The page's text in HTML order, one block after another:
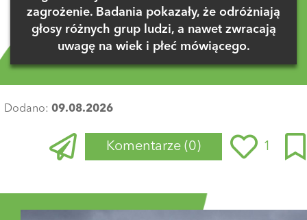
zagrożenie. Badania pokazały, że odróżniają
głosy różnych grup ludzi, a nawet zwracają
uwagę na wiek i płeć mówiącego.
Dodano: 09.08.2026
Komentarze (0) 1